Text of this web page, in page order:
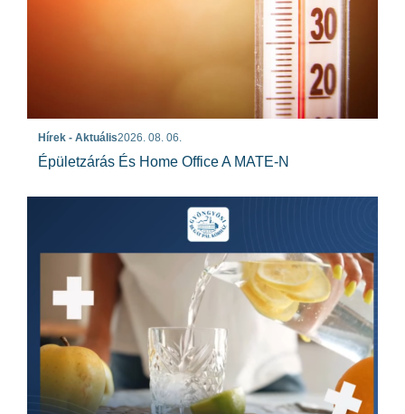
Hírek - Aktuális2026. 08. 06.
Épületzárás És Home Office A MATE-N